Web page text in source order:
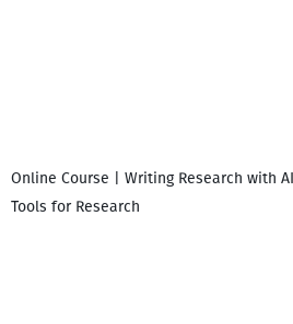
Online Course | Writing Research with
Tools for Research